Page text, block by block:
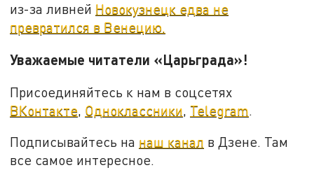
из-за ливней Новокузнецк едва не
превратился в Венецию.
Уважаемые читатели «Царьграда»!
Присоединяйтесь к нам в соцсетях
ВКонтакте Одноклассники Telegram
Подписывайтесь на наш канал в Дзене. Там
все самое интересное.